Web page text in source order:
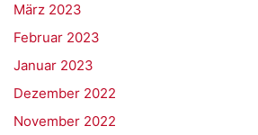
März 2023
Februar 2023
Januar 2023
Dezember 2022
November 2022